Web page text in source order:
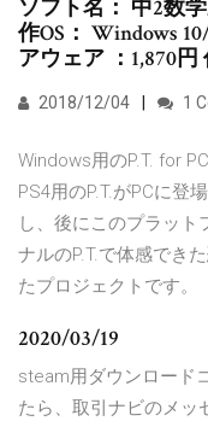
ソフト名： 中2数
作OS： Windows
アウェア ：1,870
2018/12/04 1
Windows用のP.T. for
PS4用のP.T.がPCに登
し、後にこのプラット
ナルのP.T.で体感でき
たプロジェクトです。
2020/03/19
steam用ダウンロード
たら、取引ナビのメッ